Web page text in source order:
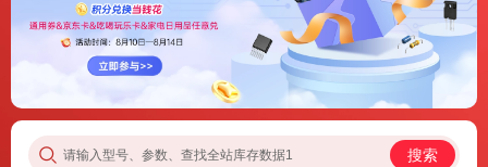
请输入型号、参数、查找全站库存数据1 搜索